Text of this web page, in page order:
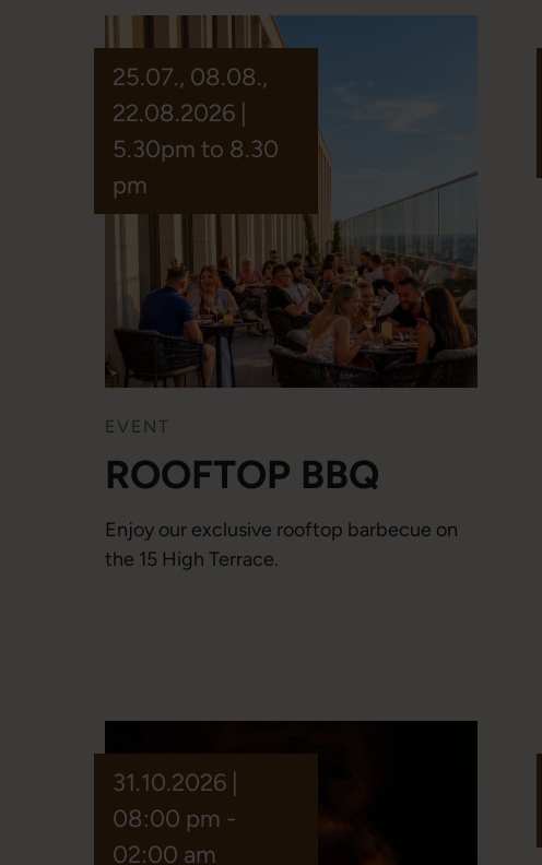
25.07., 08.08.,
22.08.2026 |
5.30pm to 8.30
pm
EVENT
ROOFTOP BBQ
Enjoy our exclusive rooftop barbecue on
the 15 High Terrace.
31.10.2026 |
08:00 pm -
02:00 am